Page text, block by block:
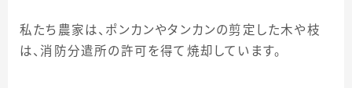
私たち農家は、ポンカンやタンカンの剪定した木や枝
は、消防分遣所の許可を得て焼却しています。